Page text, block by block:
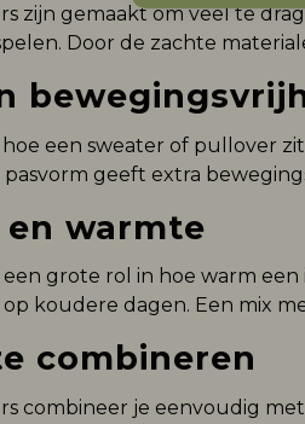
zijn gemaakt om veel te
Door de zachte
een sweater of pullover
geeft extra
warmte
grote rol in hoe warm
koudere dagen. Een mix
combineren
combineer je eenvoudig